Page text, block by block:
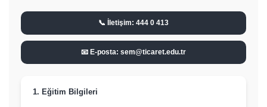
📞 İletişim: 444 0 413
📧 E-posta: sem@ticaret.edu.tr
1. Eğitim Bilgileri